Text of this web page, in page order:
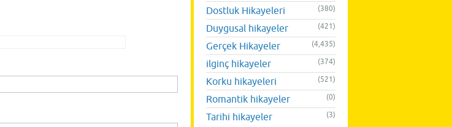
Dostluk Hikayeleri (380)
Duygusal hikayeler (421)
Gerçek Hikayeler (4,435)
ilginç hikayeler (374)
Korku hikayeleri (521)
Romantik hikayeler (0)
Tarihi hikayeler (3)